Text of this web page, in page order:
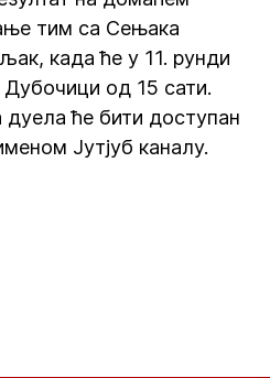
тим са Сењака
када ће у 11. рунди
Дубочици од 15 сати.
ће бити доступан
Јутјуб каналу.